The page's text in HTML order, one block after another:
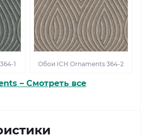
1 Обои ІСН Ornaments 364-2
– Смотреть все